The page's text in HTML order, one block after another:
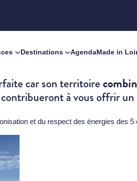
Destinations AgendaMade in
car son territoire
à vous offrir
et du respect des énergies des